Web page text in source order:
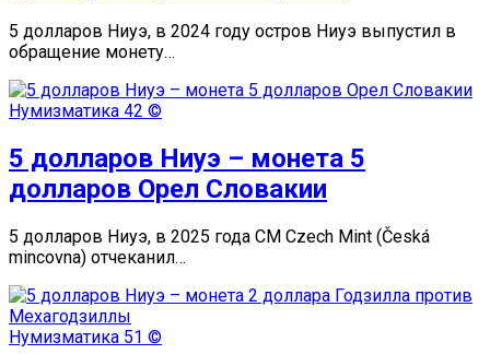
5 долларов Ниуэ, в 2024 году остров Ниуэ выпустил в
обращение монету…
Нумизматика 42 ©
5 долларов Ниуэ – монета 5
долларов Орел Словакии
5 долларов Ниуэ, в 2025 года CM Czech Mint (Česká
mincovna) отчеканил…
Нумизматика 51 ©